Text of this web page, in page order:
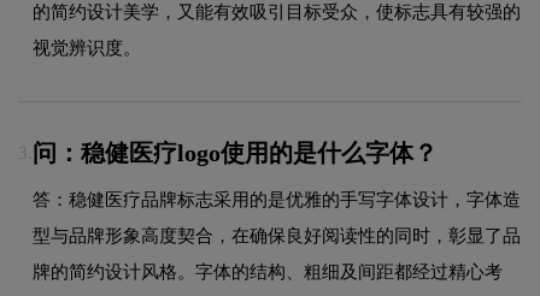
的简约设计美学，又能有效吸引目标受众，使标志具有较强的
视觉辨识度。
3. 问：稳健医疗logo使用的是什么字体？
答：稳健医疗品牌标志采用的是优雅的手写字体设计，字体造
型与品牌形象高度契合，在确保良好阅读性的同时，彰显了品
牌的简约设计风格。字体的结构、粗细及间距都经过精心考